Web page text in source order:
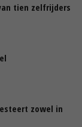
tien zelfrijders
zowel in